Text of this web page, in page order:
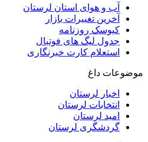
آب و هوای استان لرستان
آخرین تغییرات بازار
کیوسک روزنامه
جدول لیگ های فوتبال
استعلام کارت خبرنگاری
موضوعات داغ
اخبار لرستان
انتخابات لرستان
امید لرستان
گردشگری لرستان